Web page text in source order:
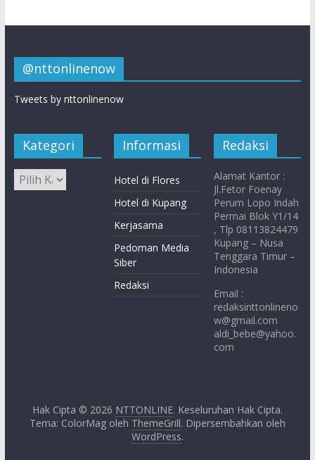
@nttonlinenow
Tweets by nttonlinenow
Kategori Informasi
Hotel di Flores
Hotel di Kupang
Kerjasama
Pedoman Media
Siber
Redaksi
Redaksi
Alamat Kantor :
Jl.Fetor Foenay
Perum Lopo Indah
Permai Blok Y1/14
, Tlp 08113824479
Kupang – Nusa
Tenggara Timur –
Indonesia
Email :
redaksinttonlineno
w@gmail.com
aldi_bebe@yahoo.
com
Hak Cipta © 2026 NTTONLINE. Keseluruhan Hak Cipta.
Tema: ColorMag oleh ThemeGrill. Dipersembahkan oleh
WordPress.